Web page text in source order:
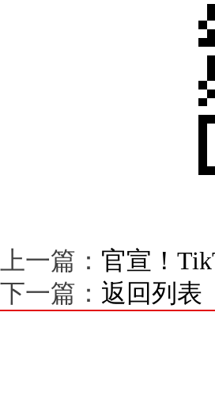
上一篇： 官宣！
下一篇： 返回列表